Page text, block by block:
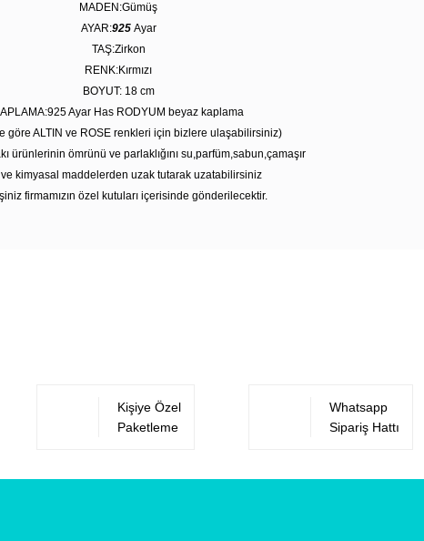
MADEN:Gümüş
AYAR:925 Ayar
TAŞ:Zirkon
RENK:Kırmızı
BOYUT: 18 cm
Ayar Has RODYUM beyaz kaplama
göre ALTIN ve ROSE renkleri için bizlere ulaşabilirsiniz)
ürünlerinin ömrünü ve parlaklığını su,parfüm,sabun,çamaşır
kimyasal maddelerden uzak tutarak uzatabilirsiniz
firmamızın özel kutuları içerisinde gönderilecektir.
Kişiye Özel
Paketleme
Whatsapp
Sipariş Hattı